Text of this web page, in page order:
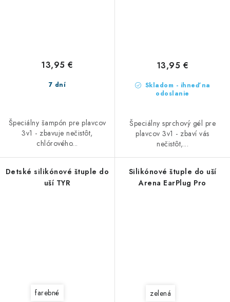
7 dní
13,95 €
Špeciálny šampón pre plavcov
3v1 - zbavuje nečistôt,
chlórového...
Skladom - ihneď na
odoslanie
13,95 €
Špeciálny sprchový gél pre
plavcov 3v1 - zbaví vás
nečistôt,...
Detské silikónové štuple do
uší TYR
farebné
Silikónové štuple do uší
Arena EarPlug Pro
zelená